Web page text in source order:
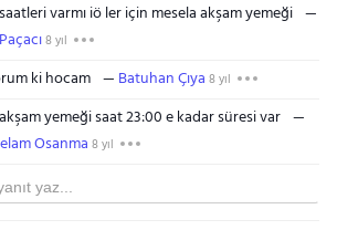
varmı iö ler için mesela akşam yemeği
8 yıl
ki hocam Batuhan Çıya 8 yıl
yemeği saat 23:00 e kadar süresi var
Osanma 8 yıl